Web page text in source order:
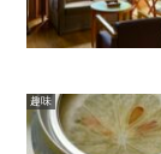
趣味